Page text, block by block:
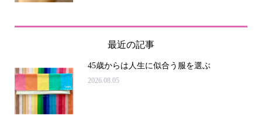
最近の記事
45歳からは人生に似合う服を選ぶ
2026.08.05